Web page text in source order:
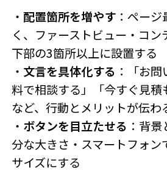
・配置箇所を増やす ：ペー
く、ファーストビュー・コ
下部の3箇所以上に設置する
・ 文言を具体化する ：「お
料で相談する」「今すぐ見積
など、行動とメリットが伝わ
・ ボタンを目立たせる ：背
分な大きさ・スマートフォン
サイズにする